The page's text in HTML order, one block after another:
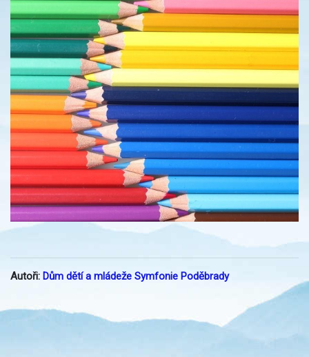
Autoři: Dům dětí a mládeže Symfonie Poděbrady